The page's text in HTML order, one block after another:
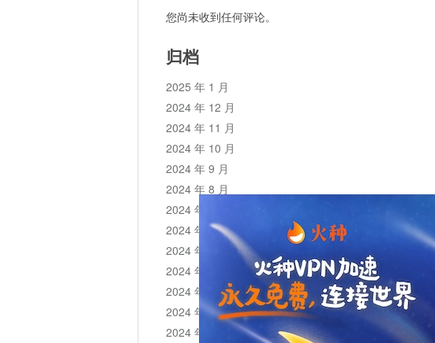
您尚未收到任何评论。
归档
2025 年 1 月
2024 年 12 月
2024 年 11 月
2024 年 10 月
2024 年 9 月
2024 年 8 月
2024 年 7 月
2024 年 6 月
2024 年 5 月
2024 年 4 月
2024 年 3 月
2024 年 2 月
2024 年 1 月